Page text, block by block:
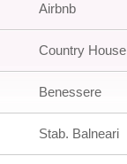
Airbnb
Country House
Benessere
Stab. Balneari